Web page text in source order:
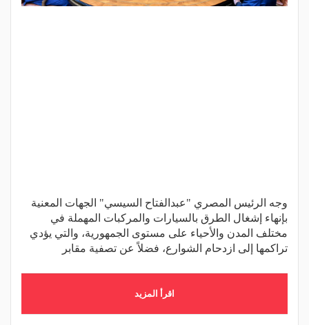
وجه الرئيس المصري "عبدالفتاح السيسي" الجهات المعنية
بإنهاء إشغال الطرق بالسيارات والمركبات المهملة في
مختلف المدن والأحياء على مستوى الجمهورية، والتي يؤدي
تراكمها إلى ازدحام الشوارع، فضلاً عن تصفية مقابر
اقرأ المزيد